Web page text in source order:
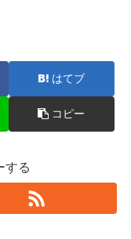
はてブ
コピー
する